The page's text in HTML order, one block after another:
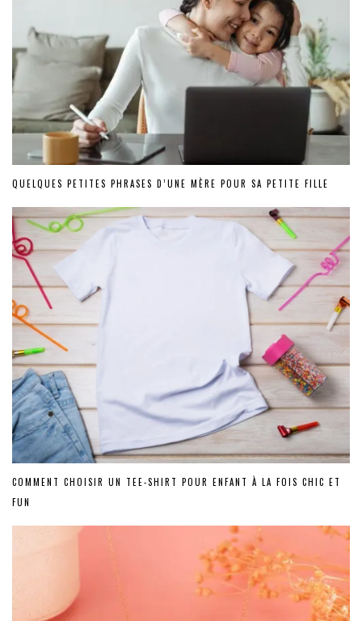
QUELQUES PETITES PHRASES D’UNE MÈRE POUR SA PETITE FILLE
COMMENT CHOISIR UN TEE-SHIRT POUR ENFANT À LA FOIS CHIC ET
FUN